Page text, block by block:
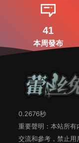
41
本周發布
0.2676秒
重要聲明：本站所有
交流和參考，禁止